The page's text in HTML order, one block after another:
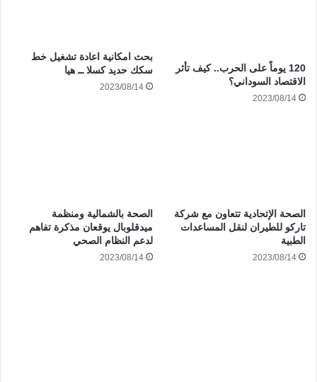
120 يوماً على الحرب.. كيف تأثر
الاقتصاد السوداني؟
2023/08/14
بحث امكانية اعادة تشغيل خط
سكك حديد كسلا ــ هيا
2023/08/14
الصحة الإتحادية تتعاون مع شركة
تاركو للطيران لنقل المساعدات
الطبية
2023/08/14
الصحة بالشمالية ومنظمة
ميدقلوبال يوقعان مذكرة تفاهم
لدعم النظام الصحي
2023/08/14